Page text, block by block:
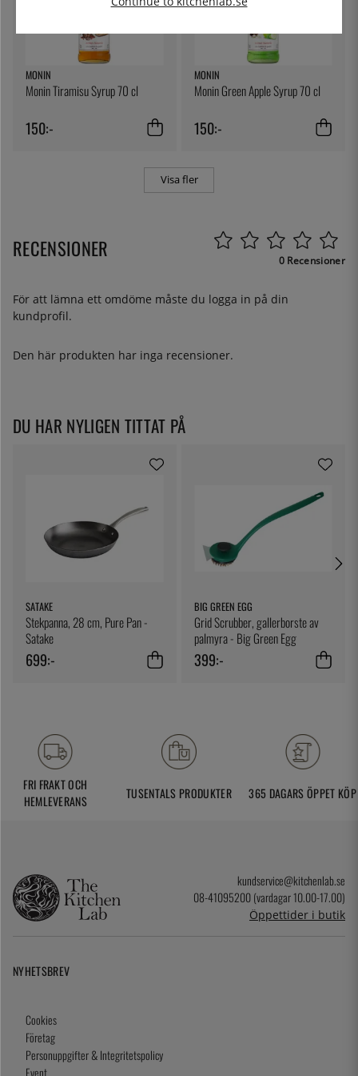
MONIN
Monin Tiramisu Syrup 70 cl
150:-
MONIN
Monin Green Apple Syrup 70 cl
150:-
Visa fler
RECENSIONER 0 Recensioner
För att lämna ett omdöme måste du logga in på din
kundprofil.
Den här produkten har inga recensioner.
DU HAR NYLIGEN TITTAT PÅ
SATAKE
Stekpanna, 28 cm, Pure Pan -
Satake
699:-
BIG GREEN EGG
Grid Scrubber, gallerborste av
palmyra - Big Green Egg
399:-
FRI FRAKT OCH
HEMLEVERANS
TUSENTALS PRODUKTER 365 DAGARS ÖPPET KÖP
kundservice@kitchenlab.se
08-41095200 (vardagar 10.00-17.00)
Öppettider i butik
NYHETSBREV
Cookies
Företag
Personuppgifter & Integritetspolicy